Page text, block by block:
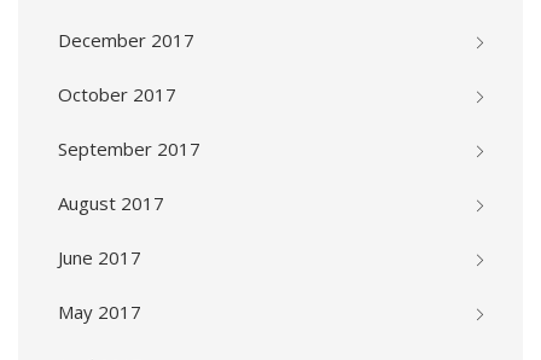
December 2017
October 2017
September 2017
August 2017
June 2017
May 2017